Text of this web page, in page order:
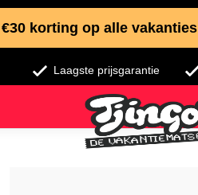
€30 korting op alle vakanties
Laagste prijsgarantie